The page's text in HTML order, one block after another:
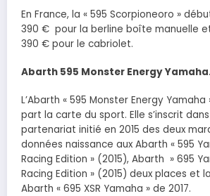
En France, la « 595 Scorpioneoro »
390 € pour la berline boîte manuelle
390 € pour le cabriolet.
Abarth 595 Monster Energy
L’Abarth « 595 Monster Energy
part la carte du sport. Elle s’inscrit
partenariat initié en 2015 des deux
données naissance aux Abarth « 595
Racing Edition » (2015), Abarth » 695
Racing Edition » (2015) deux places et
Abarth « 695 XSR Yamaha » de 2017.